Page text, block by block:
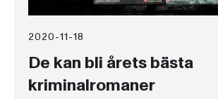
2020-11-18
De kan bli årets bästa
kriminalromaner